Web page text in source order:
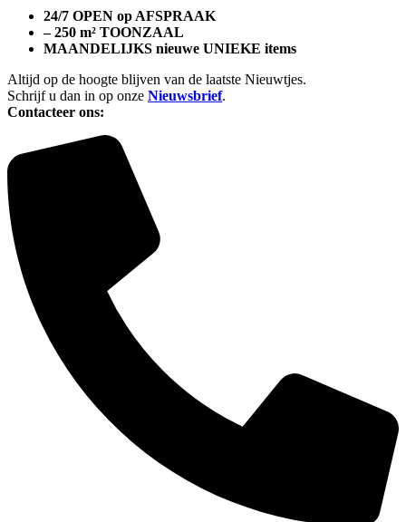
24/7 OPEN op AFSPRAAK
– 250 m² TOONZAAL
MAANDELIJKS nieuwe UNIEKE items
Altijd op de hoogte blijven van de laatste Nieuwtjes.
Schrijf u dan in op onze Nieuwsbrief.
Contacteer ons: